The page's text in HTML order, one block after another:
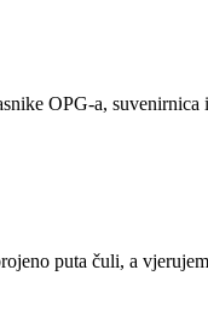
OPG-a, suvenirnica
puta čuli, a